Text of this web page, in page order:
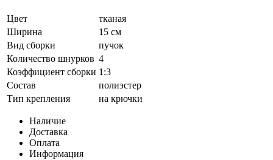
Цвет
тканая
Ширина
15 см
Вид сборки
пучок
Количество шнурков 4
Коэффициент сборки 1:3
Состав
полиэстер
Тип крепления
на крючки
Наличие
Доставка
Оплата
Информация